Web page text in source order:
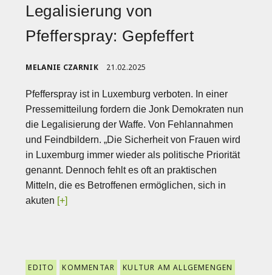
Legalisierung von
Pfefferspray: Gepfeffert
MELANIE CZARNIK 21.02.2025
Pfefferspray ist in Luxemburg verboten. In einer
Pressemitteilung fordern die Jonk Demokraten nun
die Legalisierung der Waffe. Von Fehlannahmen
und Feindbildern. „Die Sicherheit von Frauen wird
in Luxemburg immer wieder als politische Priorität
genannt. Dennoch fehlt es oft an praktischen
Mitteln, die es Betroffenen ermöglichen, sich in
akuten [+]
EDITO KOMMENTAR
KULTUR AM ALLGEMENGEN